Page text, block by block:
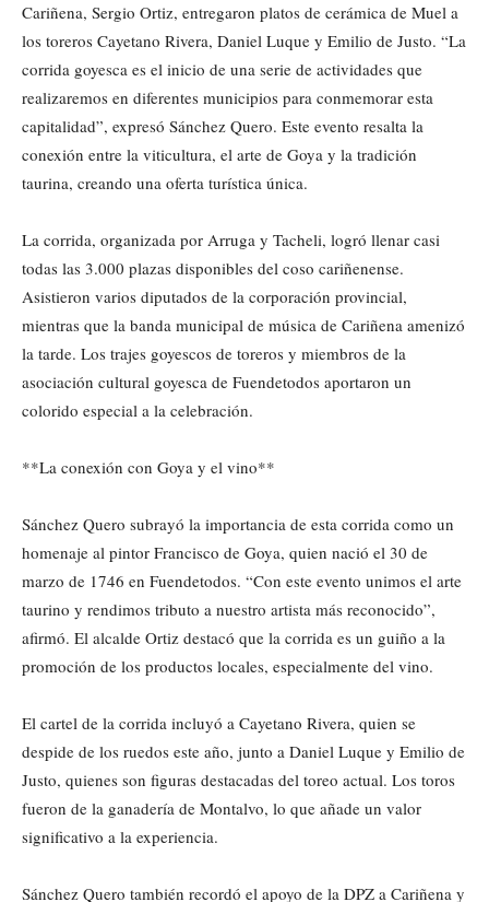
Cariñena, Sergio Ortiz, entregaron platos de cerámica de Muel a
los toreros Cayetano Rivera, Daniel Luque y Emilio de Justo. “La
corrida goyesca es el inicio de una serie de actividades que
realizaremos en diferentes municipios para conmemorar esta
capitalidad”, expresó Sánchez Quero. Este evento resalta la
conexión entre la viticultura, el arte de Goya y la tradición
taurina, creando una oferta turística única.
La corrida, organizada por Arruga y Tacheli, logró llenar casi
todas las 3.000 plazas disponibles del coso cariñenense.
Asistieron varios diputados de la corporación provincial,
mientras que la banda municipal de música de Cariñena amenizó
la tarde. Los trajes goyescos de toreros y miembros de la
asociación cultural goyesca de Fuendetodos aportaron un
colorido especial a la celebración.
**La conexión con Goya y el vino**
Sánchez Quero subrayó la importancia de esta corrida como un
homenaje al pintor Francisco de Goya, quien nació el 30 de
marzo de 1746 en Fuendetodos. “Con este evento unimos el arte
taurino y rendimos tributo a nuestro artista más reconocido”,
afirmó. El alcalde Ortiz destacó que la corrida es un guiño a la
promoción de los productos locales, especialmente del vino.
El cartel de la corrida incluyó a Cayetano Rivera, quien se
despide de los ruedos este año, junto a Daniel Luque y Emilio de
Justo, quienes son figuras destacadas del toreo actual. Los toros
fueron de la ganadería de Montalvo, lo que añade un valor
significativo a la experiencia.
Sánchez Quero también recordó el apoyo de la DPZ a Cariñena y